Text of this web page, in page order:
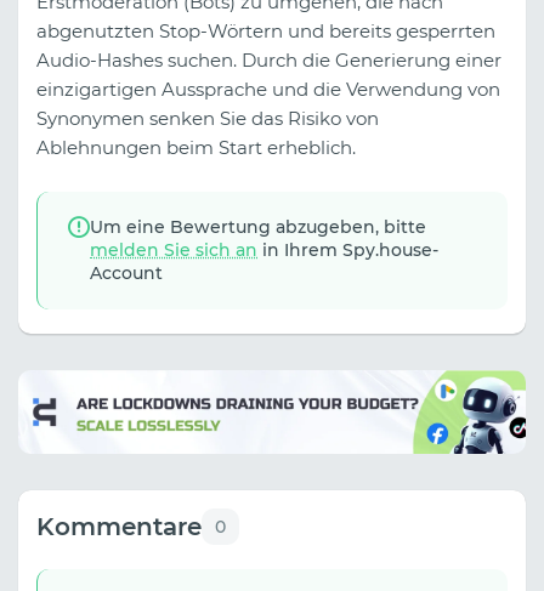
abgenutzten Stop-Wörtern und bereits gesperrten
Audio-Hashes suchen. Durch die Generierung einer
einzigartigen Aussprache und die Verwendung von
Synonymen senken Sie das Risiko von
Ablehnungen beim Start erheblich.
Um eine Bewertung abzugeben, bitte
melden Sie sich an in Ihrem Spy.house-
Account
Kommentare 0